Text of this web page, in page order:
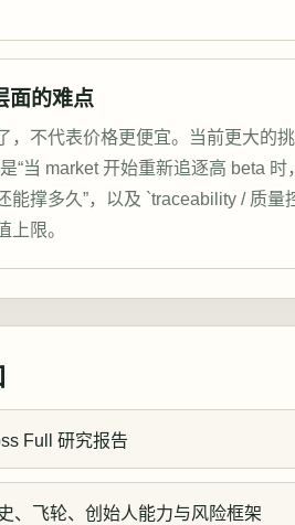
面的难点
，不代表价格更便宜。当前更大的
“当 market 开始重新追逐高 beta
能撑多久”，以及 `traceability / 质量
上限。
Full 研究报告
、飞轮、创始人能力与风险框架